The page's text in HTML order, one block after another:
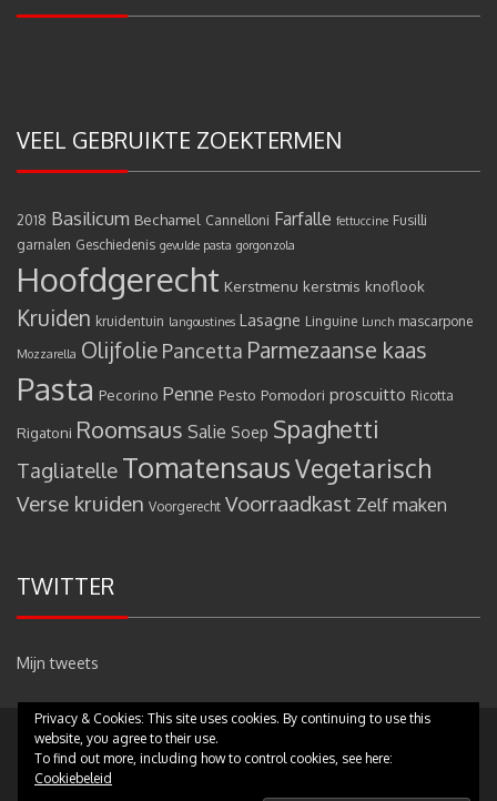
VEEL GEBRUIKTE ZOEKTERMEN
2018 Basilicum Bechamel Cannelloni Farfalle fettuccine Fusilli
garnalen Geschiedenis gevulde pasta gorgonzola
Hoofdgerecht Kerstmenu kerstmis knoflook
Kruiden kruidentuin langoustines Lasagne Linguine Lunch mascarpone
Mozzarella Olijfolie Pancetta Parmezaanse kaas
Pasta Pecorino Penne Pesto Pomodori proscuitto Ricotta
Rigatoni Roomsaus Salie Soep Spaghetti
Tagliatelle TomatensausVegetarisch
Verse kruiden Voorgerecht Voorraadkast Zelf maken
TWITTER
Mijn tweets
Copyright © 2017 - Pastamammamia.nl - All rights reserved
eMag by eVisionThemes
Privacy & Cookies: This site uses cookies. By continuing to use this
website, you agree to their use.
To find out more, including how to control cookies, see here:
Cookiebeleid